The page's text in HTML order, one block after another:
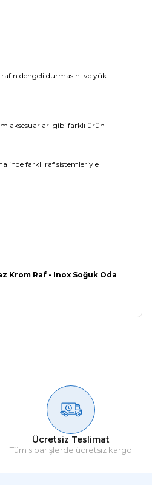
dengeli durmasını ve yük
aksesuarları gibi farklı ürün
farklı raf sistemleriyle
Krom Raf - Inox Soğuk Oda
Ücretsiz Teslimat
Tüm siparişlerde ücretsiz kargo